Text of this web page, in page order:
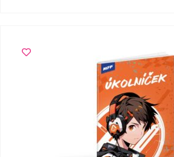
laminem Uvedená cena je za 1 ks.